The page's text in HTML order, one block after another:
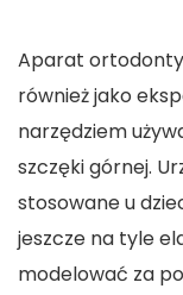
Aparat
również jako
narzędziem
szczęki górnej.
stosowane u
jeszcze na tyle
modelować za